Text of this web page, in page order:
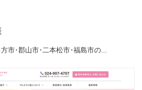
市･郡山市･二本松市･福島市の...